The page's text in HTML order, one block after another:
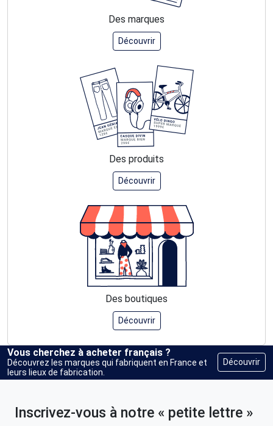
Des marques
Découvrir
Des produits
Découvrir
Des boutiques
Découvrir
Vous cherchez à acheter français ?
Découvrez les marques qui fabriquent en France et
leurs lieux de fabrication.
Découvrir
Inscrivez-vous à notre « petite lettre »